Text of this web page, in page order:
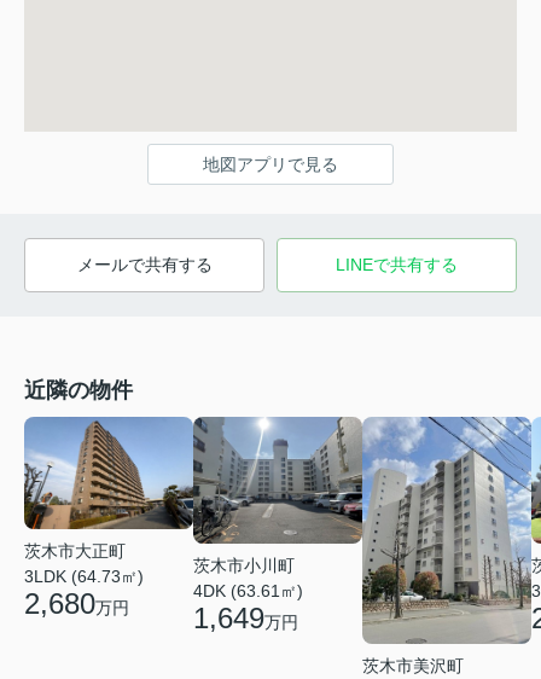
地図アプリで見る
メールで共有する LINEで共有する
近隣の物件
茨木市大正町
3LDK (64.73㎡)
2,680万円
茨木市小川町
4DK (63.61㎡)
1,649万円
茨木市美沢町